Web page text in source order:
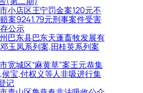
小店区王宁罚金案120元不
案9241.79元刑事案件受害
公示
巴东县巴东天蓬畜牧发展有
玉凤系列案,田桂英系列案
宽城区“麻黄草”案王元恭集
宝,付权义等人非吸进行集
记